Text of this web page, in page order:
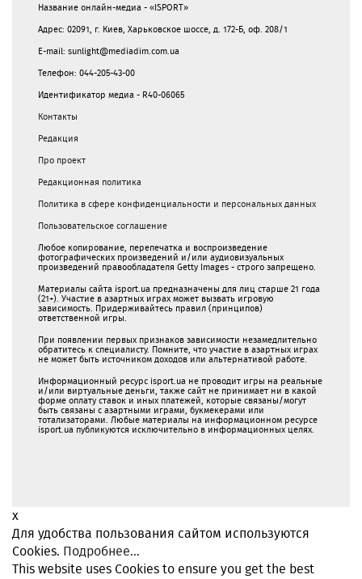
Название онлайн-медиа - «ISPORT»
Адрес: 02091, г. Киев, Харьковское шоссе, д. 172-Б, оф. 208/1
E-mail: sunlight@mediadim.com.ua
Телефон: 044-205-43-00
Идентификатор медиа - R40-06065
Контакты
Редакция
Про проект
Редакционная политика
Политика в сфере конфиденциальности и персональных данных
Пользовательское соглашение
Любое копирование, перепечатка и воспроизведение
фотографических произведений и/или аудиовизуальных
произведений правообладателя Getty Images - строго запрещено.
Материалы сайта isport.ua предназначены для лиц старше 21 года
(21+). Участие в азартных играх может вызвать игровую
зависимость. Придерживайтесь правил (принципов)
ответственной игры.
При появлении первых признаков зависимости незамедлительно
обратитесь к специалисту. Помните, что участие в азартных играх
не может быть источником доходов или альтернативой работе.
Информационный ресурс isport.ua не проводит игры на реальные
и/или виртуальные деньги, также сайт не принимает ни в какой
форме oплaту ставок и иных платежей, которые связаны/могут
быть связаны c азартными игрaми, букмекерами или
тотализаторами. Любые материалы на информационном ресурсе
isport.ua публикуютcя исключительно в информационных целях.
x
Для удобства пользования сайтом используются
Cookies. Подробнее...
This website uses Cookies to ensure you get the best